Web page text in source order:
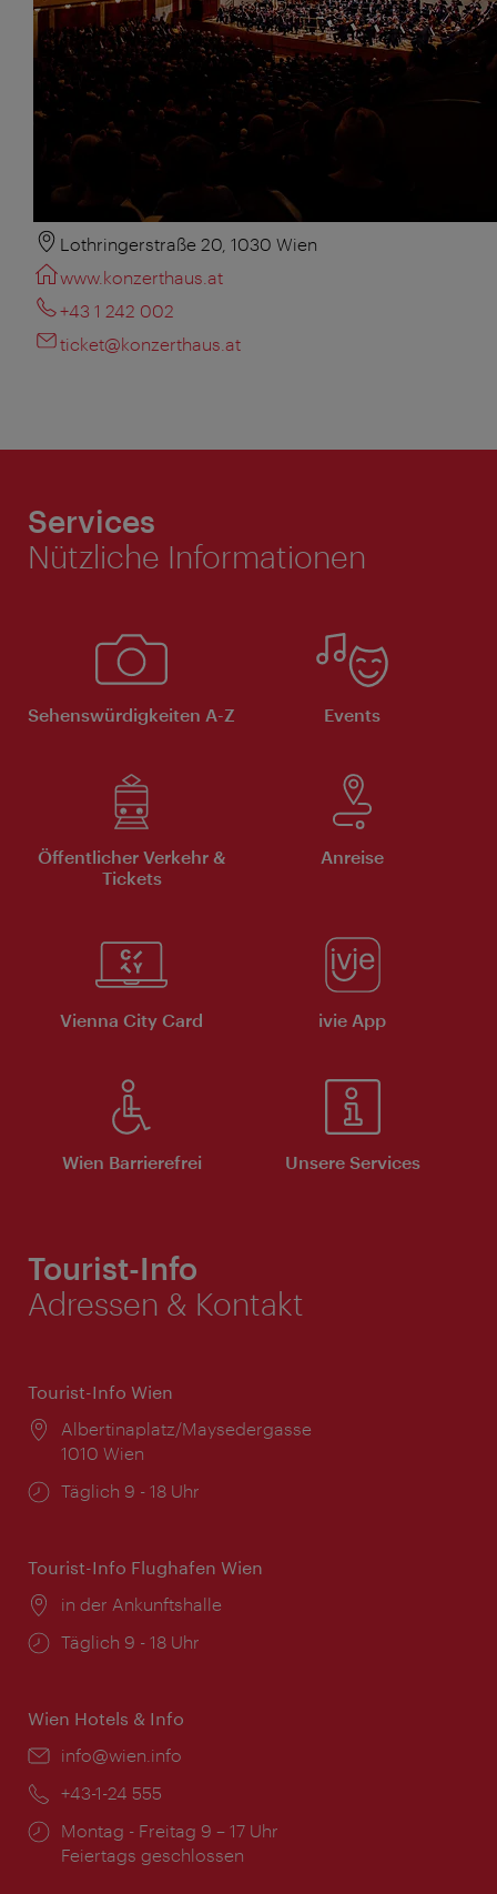
Lothringerstraße 20, 1030 Wien
www.konzerthaus.at
+43 1 242 002
ticket@konzerthaus.at
Services
Nützliche Informationen
Sehenswürdigkeiten A-Z Events
Öffentlicher Verkehr &
Tickets
Anreise
Vienna City Card ivie App
Wien Barrierefrei Unsere Services
Tourist-Info
Adressen & Kontakt
Tourist-Info Wien
Ort:
Albertinaplatz/Maysedergasse
1010 Wien
Öffnungszeiten:
Täglich 9 - 18 Uhr
Tourist-Info Flughafen Wien
Ort:
in der Ankunftshalle
Öffnungszeiten:
Täglich 9 - 18 Uhr
Wien Hotels & Info
Email:
info@wien.info
Telefon:
+43-1-24 555
Öffnungszeiten:
Montag - Freitag 9 – 17 Uhr
Feiertags geschlossen